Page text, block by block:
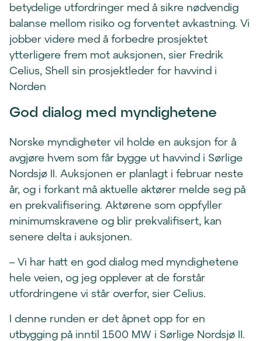
betydelige utfordringer med å sikre nødvendig
balanse mellom risiko og forventet avkastning. Vi
jobber videre med å forbedre prosjektet
ytterligere frem mot auksjonen, sier Fredrik
Celius, Shell sin prosjektleder for havvind i
Norden
God dialog med myndighetene
Norske myndigheter vil holde en auksjon for å
avgjøre hvem som får bygge ut havvind i Sørlige
Nordsjø II. Auksjonen er planlagt i februar neste
år, og i forkant må aktuelle aktører melde seg på
en prekvalifisering. Aktørene som oppfyller
minimumskravene og blir prekvalifisert, kan
senere delta i auksjonen.
– Vi har hatt en god dialog med myndighetene
hele veien, og jeg opplever at de forstår
utfordringene vi står overfor, sier Celius.
I denne runden er det åpnet opp for en
utbygging på inntil 1500 MW i Sørlige Nordsjø II.